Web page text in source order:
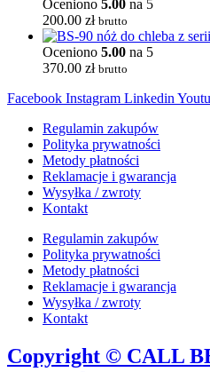
Oceniono 5.00 na 5
200.00 zł brutto
Oceniono 5.00 na 5
370.00 zł brutto
Facebook Instagram Linkedin
Regulamin zakupów
Polityka prywatności
Metody płatności
Reklamacje i gwarancja
Wysyłka / zwroty
Kontakt
Regulamin zakupów
Polityka prywatności
Metody płatności
Reklamacje i gwarancja
Wysyłka / zwroty
Kontakt
Copyright © CALL